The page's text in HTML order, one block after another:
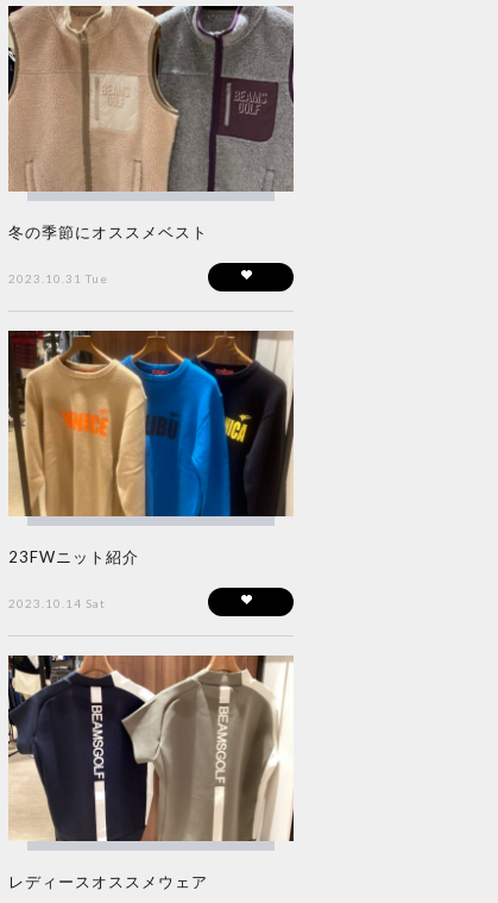
冬の季節にオススメベスト
2023.10.31 Tue
23FWニット紹介
2023.10.14 Sat
レディースオススメウェア